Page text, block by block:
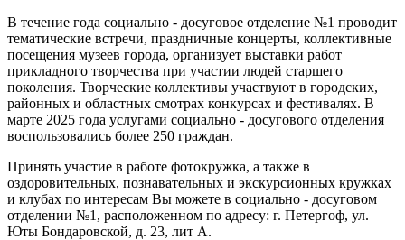
В течение года социально - досуговое отделение №1 проводит
тематические встречи, праздничные концерты, коллективные
посещения музеев города, организует выставки работ
прикладного творчества при участии людей старшего
поколения. Творческие коллективы участвуют в городских,
районных и областных смотрах конкурсах и фестивалях. В
марте 2025 года услугами социально - досугового отделения
воспользовались более 250 граждан.
Принять участие в работе фотокружка, а также в
оздоровительных, познавательных и экскурсионных кружках
и клубах по интересам Вы можете в социально - досуговом
отделении №1, расположенном по адресу: г. Петергоф, ул.
Юты Бондаровской, д. 23, лит А.